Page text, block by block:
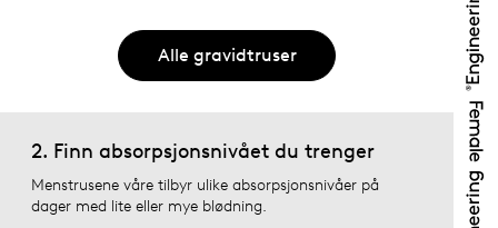
Alle gravidtruser
2. Finn absorpsjonsnivået du trenger
Menstrusene våre tilbyr ulike absorpsjonsnivåer på
dager med lite eller mye blødning.